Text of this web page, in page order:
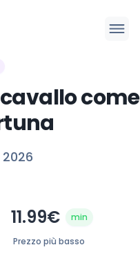
come
11.99€ min
Prezzo più basso